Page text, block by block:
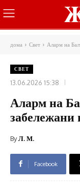
дома Свет Аларм на
СВЕТ
13.06.2026 15:38
Аларм на
ByЛ. М.
Facebook